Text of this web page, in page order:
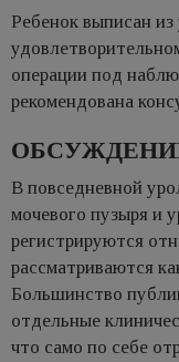
Ребенок выписан из
операции под
рекомендована
В повседневной
мочевого пузыря и
регистрируются
рассматриваются
Большинство
отдельные
что само по себе